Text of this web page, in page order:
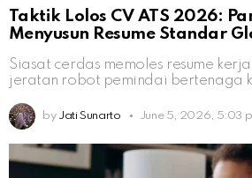
Taktik Lolos CV ATS 2026:
Menyusun Resume Standar
Siasat cerdas memoles resume
jeratan robot pemindai bertenaga
by Jati Sunarto June 5, 2026, 5:03